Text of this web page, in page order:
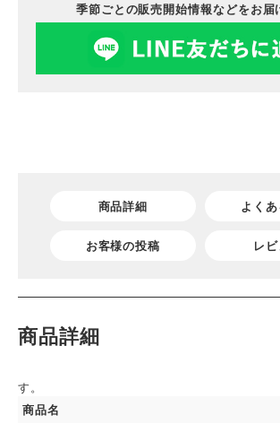
季節ごとの販売開始情報などをお届
商品詳細 よく
お客様の投稿 レ
商品詳細
す。
商品名